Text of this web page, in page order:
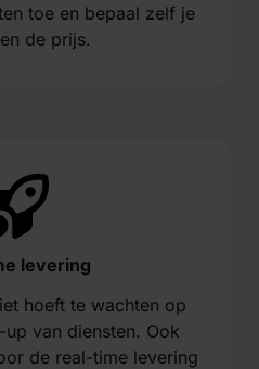
toe en bepaal zelf je
de prijs.
levering
hoeft te wachten op
van diensten. Ook
de real-time levering